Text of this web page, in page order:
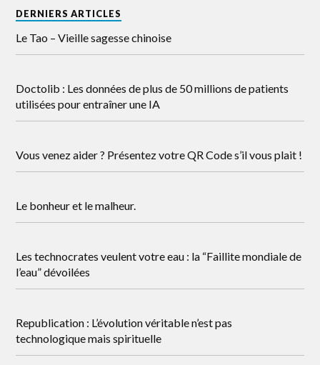
DERNIERS ARTICLES
Le Tao – Vieille sagesse chinoise
Doctolib : Les données de plus de 50 millions de patients
utilisées pour entraîner une IA
Vous venez aider ? Présentez votre QR Code s’il vous plait !
Le bonheur et le malheur.
Les technocrates veulent votre eau : la “Faillite mondiale de
l’eau” dévoilées
Republication : L’évolution véritable n’est pas
technologique mais spirituelle